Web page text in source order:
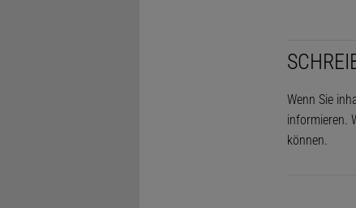
Wenn Sie
informieren.
können.